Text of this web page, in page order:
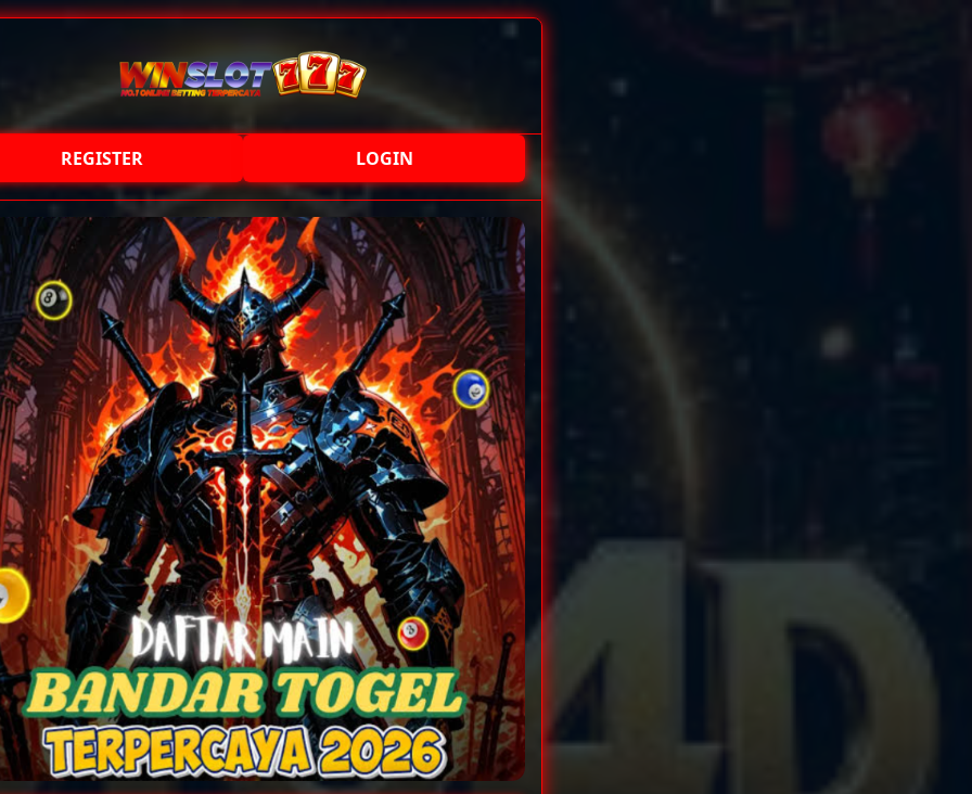
REGISTER LOGIN